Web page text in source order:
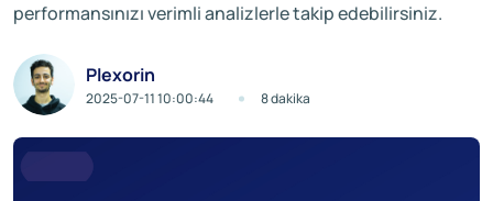
performansınızı verimli analizlerle takip edebilirsiniz.
Plexorin
2025-07-11 10:00:44 8 dakika